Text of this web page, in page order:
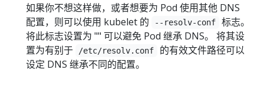
如果你不想这样做，或者想要为 Pod 使用其他 DNS
配置，则可以使用 kubelet 的
--resolv-conf
标志。
将此标志设置为 "" 可以避免 Pod 继承 DNS。 将其设
置为有别于
/etc/resolv.conf
的有效文件路径可以
设定 DNS 继承不同的配置。